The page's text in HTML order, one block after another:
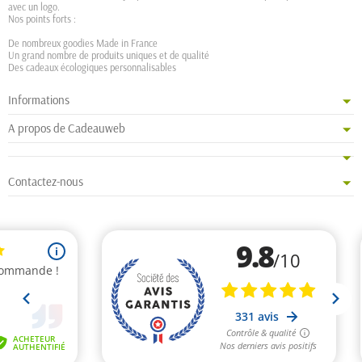
avec un logo.
Nos points forts :
De nombreux goodies Made in France
Un grand nombre de produits uniques et de qualité
Des cadeaux écologiques personnalisables
Informations
A propos de Cadeauweb
Contactez-nous